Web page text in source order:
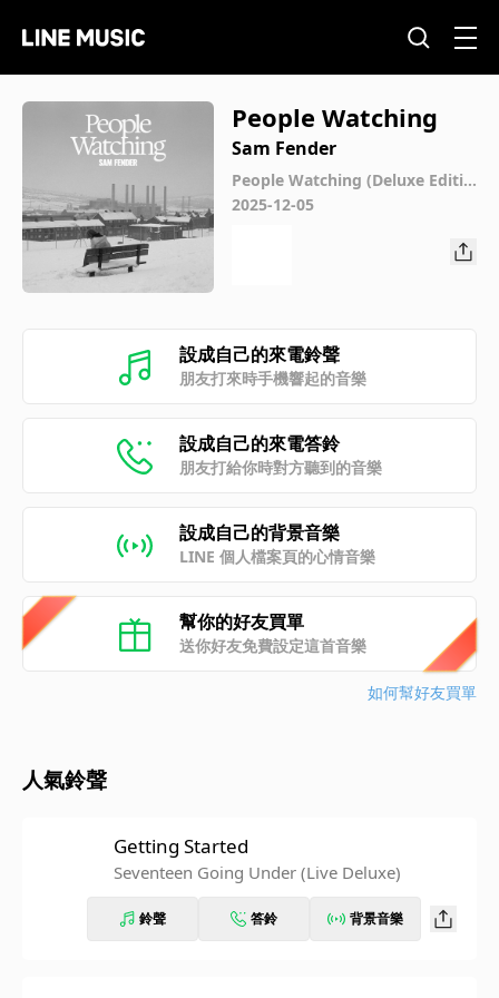
People Watching
Sam Fender
People Watching (Deluxe Editio
n)
2025-12-05
設成自己的來電鈴聲
朋友打來時手機響起的音樂
設成自己的來電答鈴
朋友打給你時對方聽到的音樂
設成自己的背景音樂
LINE 個人檔案頁的心情音樂
幫你的好友買單
送你好友免費設定這首音樂
如何幫好友買單
人氣鈴聲
Getting Started
Seventeen Going Under (Live Deluxe)
鈴聲 答鈴 背景音樂